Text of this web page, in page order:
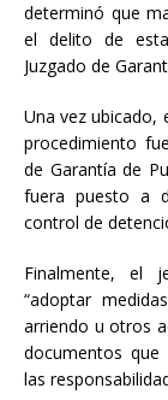
determinó que
el delito de
Juzgado de
Una vez ubicado,
procedimiento
de Garantía de
fuera puesto a
control de
Finalmente, el
“adoptar
arriendo u otros
documentos
las